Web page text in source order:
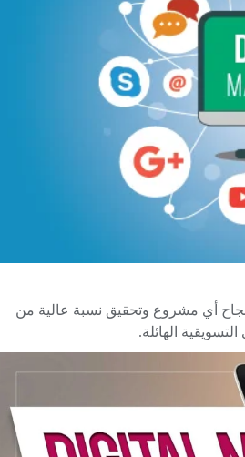
أي مشروع وتحقيق نسبة عالية من
الهائلة.